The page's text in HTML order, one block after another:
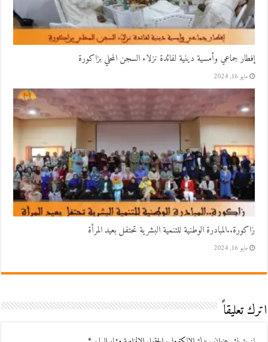
إفطار جماعي وأمسية دينية لفائدة نزلاء السجن المحلي بزاكورة
مايو 16, 2024
زاكورة..المبادرة الوطنية للتنمية البشرية تحتفل بعيد المرأة
مايو 16, 2024
اترك تعليقاً